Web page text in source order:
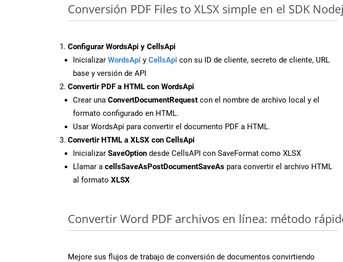
Conversión PDF Files to XLSX simple en el SDK
Configurar WordsApi y CellsApi
Inicializar WordsApi y CellsApi con su ID de cliente, secreto de cliente, URL
base y versión de API
Convertir PDF a HTML con WordsApi
Crear una ConvertDocumentRequest con el nombre de archivo local y el
formato configurado en HTML.
Usar WordsApi para convertir el documento PDF a HTML.
Convertir HTML a XLSX con CellsApi
Inicializar SaveOption desde CellsAPI con SaveFormat como XLSX
Llamar a cellsSaveAsPostDocumentSaveAs para convertir el archivo HTML
al formato XLSX
Convertir Word PDF archivos en línea: método
Mejore sus flujos de trabajo de conversión de documentos convirtiendo